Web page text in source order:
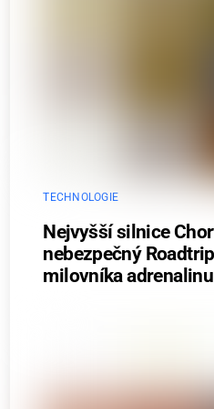
TECHNOLOGIE
Nejvyšší silnice
nebezpečný
milovníka adrenalinu